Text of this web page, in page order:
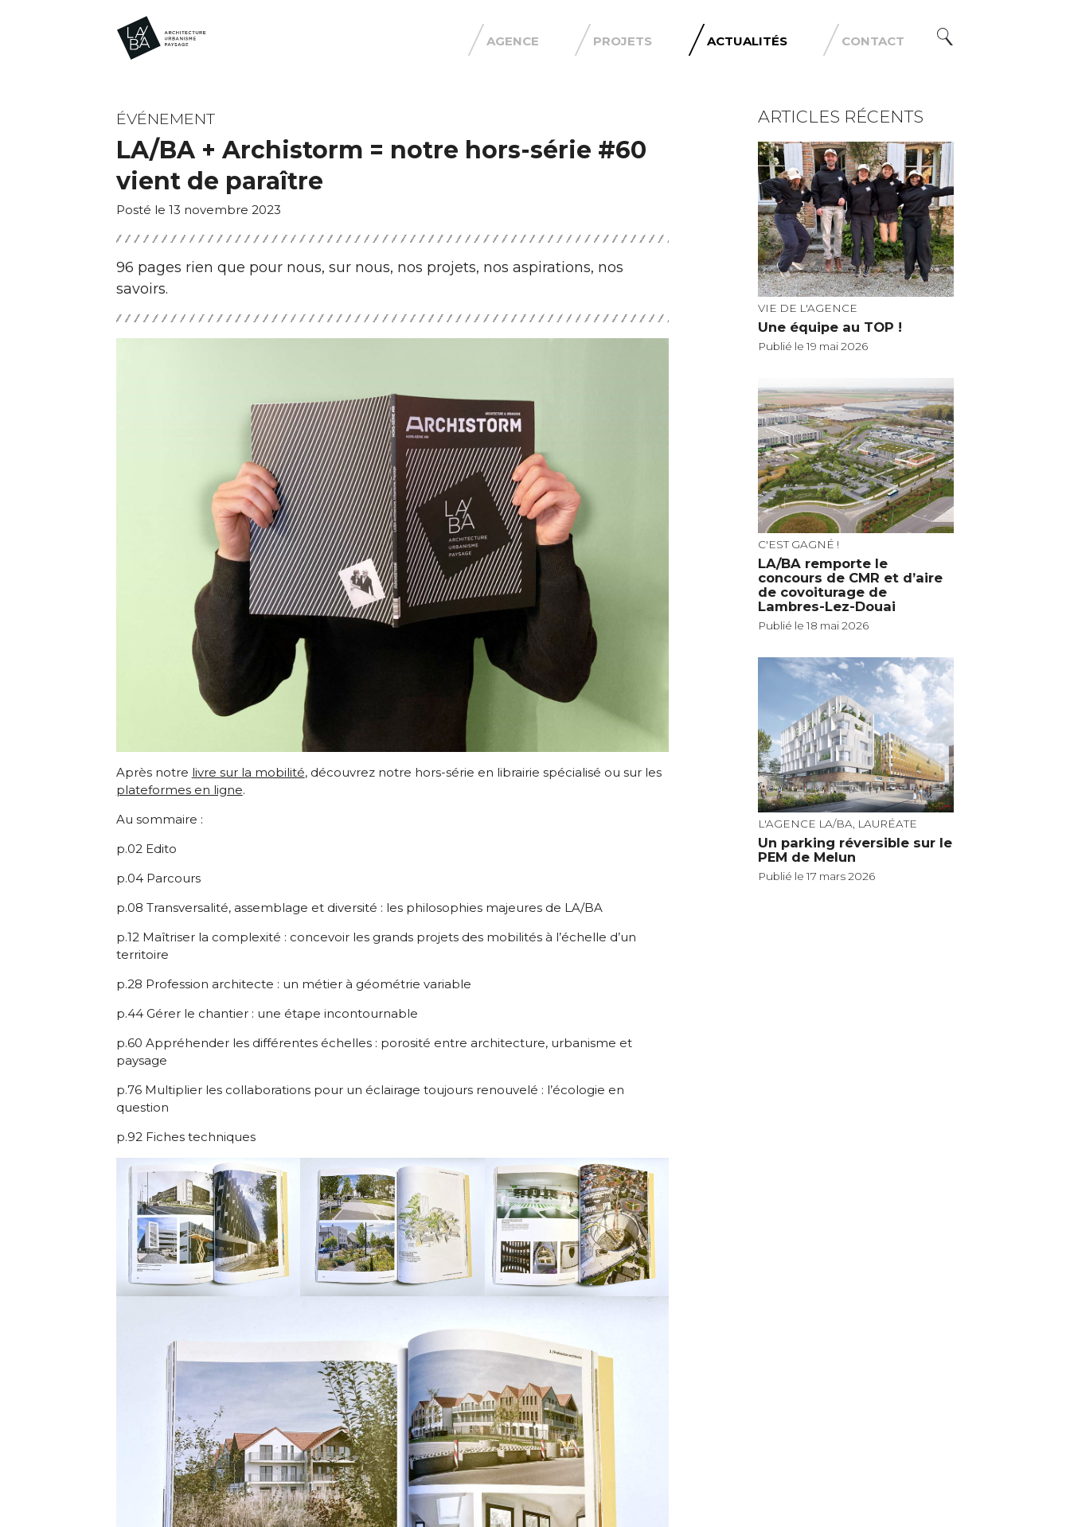
AGENCE PROJETS ACTUALITÉS CONTACT
ÉVÉNEMENT
LA/BA + Archistorm = notre hors-série #60
vient de paraître
Posté le 13 novembre 2023
96 pages rien que pour nous, sur nous, nos projets, nos aspirations, nos
savoirs.
Après notre livre sur la mobilité, découvrez notre hors-série en librairie spécialisé ou sur les
plateformes en ligne.
Au sommaire :
p.02 Edito
p.04 Parcours
p.08 Transversalité, assemblage et diversité : les philosophies majeures de LA/BA
p.12 Maîtriser la complexité : concevoir les grands projets des mobilités à l’échelle d’un
territoire
p.28 Profession architecte : un métier à géométrie variable
p.44 Gérer le chantier : une étape incontournable
p.60 Appréhender les différentes échelles : porosité entre architecture, urbanisme et
paysage
p.76 Multiplier les collaborations pour un éclairage toujours renouvelé : l’écologie en
question
p.92 Fiches techniques
ARTICLES RÉCENTS
VIE DE L'AGENCE
Une équipe au TOP !
Publié le 19 mai 2026
C'EST GAGNÉ !
LA/BA remporte le
concours de CMR et d’aire
de covoiturage de
Lambres-Lez-Douai
Publié le 18 mai 2026
L'AGENCE LA/BA, LAURÉATE
Un parking réversible sur le
PEM de Melun
Publié le 17 mars 2026